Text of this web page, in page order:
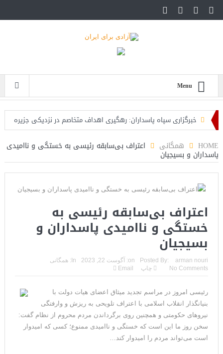
Menu
خبرگزاری سپاه پاسداران: رهگیری اهداف متخاصم در نزدیکی جزیره
تحلیلگر حکومتی: تفاهم هرمز پایان بحران نیست؛ خطر جنگ همچنان
پابرجاست
ایران؛ واکنش ترامپ و معاونش به اقدام تفرقه‌افکنان/سفر ژنرال
منیر به عربستان
مقاله: اپوزیسیون بی‌راه‌حل؛ وقتی دشمنی با پهلوی جای نجات
ایران را می‌گیرد
۱۰ تریلیون دلار؛ چگونه جرایم سایبری به سومین اقتصاد بزرگ جهان
تبدیل شد؟
ترامپ: پیروزی عبدال السید اسرائیل‌ستیز، خبر خوبی برای
جمهوری‌خواهان است
HOME همگانی اعتراف بی‌سابقه رئیسی به خستگی و ناامیدی
پاسداران و بسیجیان
اعتراف بی‌سابقه رئیسی به
خستگی و ناامیدی پاسداران و
بسیجیان
Posted By: arman nouri
on: آگوست 22, 2023 In:
همگانی
No Comments
چاپ Email
رئیسی امروز در مراسم تجدید میثاق اعضای هیات دولت با
بنیانگذار انقلاب اسلامی با اعتراف تلویحی به ریزش و وارفتگی
نیروهای حکومتی و همچنین روی برگرداندن مردم محروم از نظام گفت:
سخن روز ما این است که خستگی و ناامیدی ممنوع؛ کسی که امیدوار
است می‌تواند مردم را امیدوار کند…